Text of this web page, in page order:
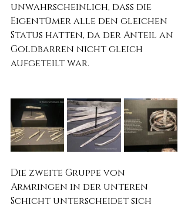
unwahrscheinlich, dass die
Eigentümer alle den gleichen
Status hatten, da der Anteil an
Goldbarren nicht gleich
aufgeteilt war.
Die zweite Gruppe von
Armringen in der unteren
Schicht unterscheidet sich